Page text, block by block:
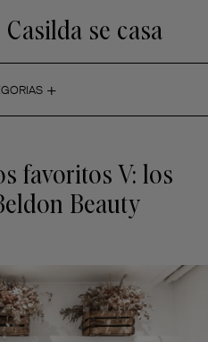
Casilda se casa
+
favoritos V: los
Beauty